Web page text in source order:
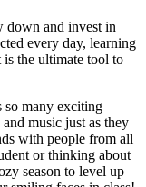
down and invest in
every day, learning
the ultimate tool to
so many exciting
music just as they
with people from all
or thinking about
season to level up